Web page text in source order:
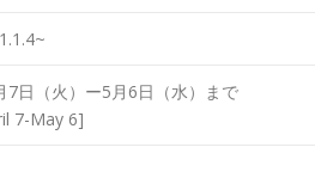
日（火）ー5月6日（水）まで
7-May 6]